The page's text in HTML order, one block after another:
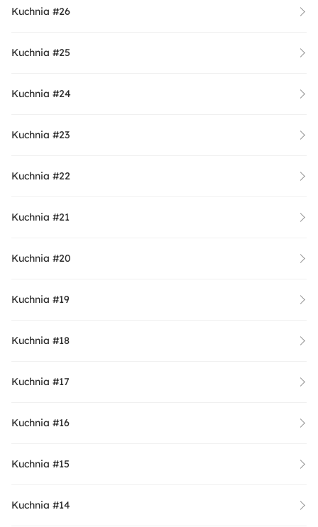
Kuchnia #26
Kuchnia #25
Kuchnia #24
Kuchnia #23
Kuchnia #22
Kuchnia #21
Kuchnia #20
Kuchnia #19
Kuchnia #18
Kuchnia #17
Kuchnia #16
Kuchnia #15
Kuchnia #14